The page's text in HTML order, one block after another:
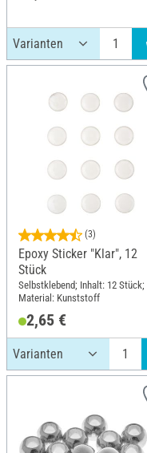
(3)
Epoxy Sticker "Klar", 12
Stück
Selbstklebend; Inhalt: 12 Stück;
Material: Kunststoff
2,65 €